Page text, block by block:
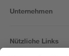
Unternehmen
Nützliche Links